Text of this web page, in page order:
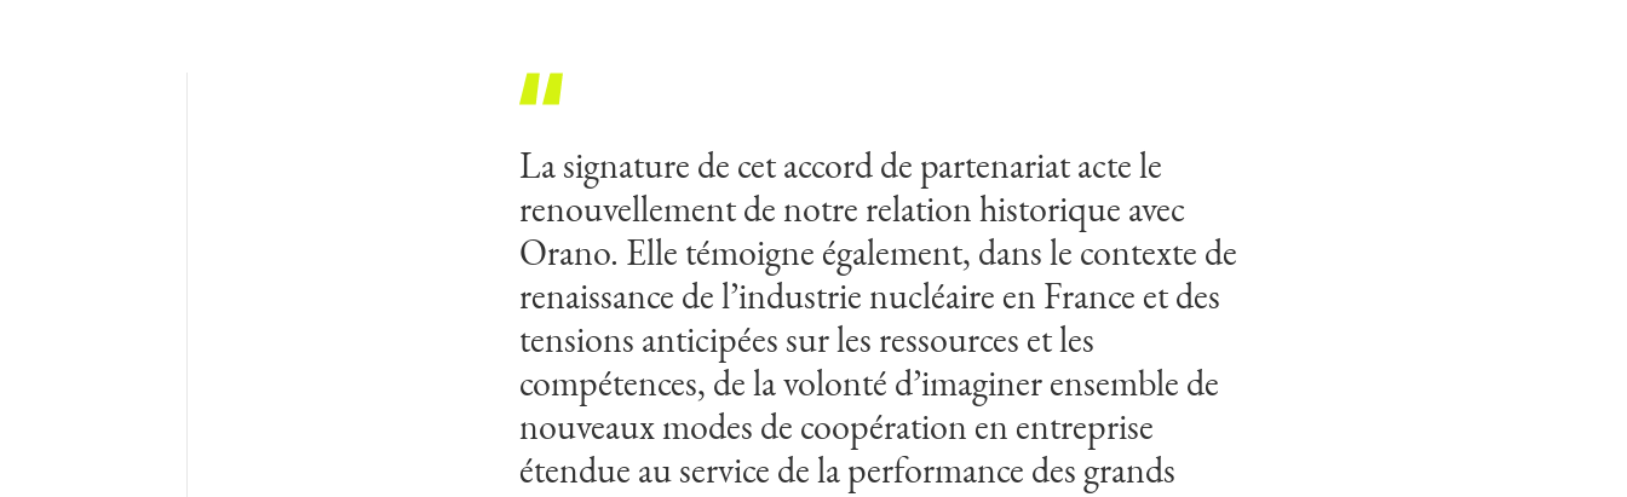
La signature de cet accord de partenariat acte le
renouvellement de notre relation historique avec
Orano. Elle témoigne également, dans le contexte de
renaissance de l’industrie nucléaire en France et des
tensions anticipées sur les ressources et les
compétences, de la volonté d’imaginer ensemble de
nouveaux modes de coopération en entreprise
étendue au service de la performance des grands